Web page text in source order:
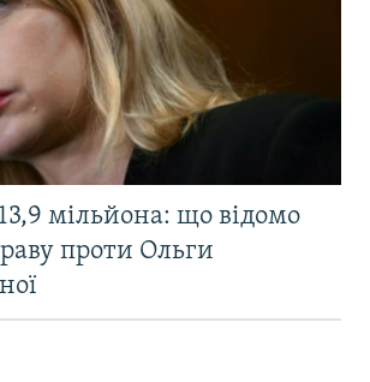
мільйона: що відомо
проти Ольги